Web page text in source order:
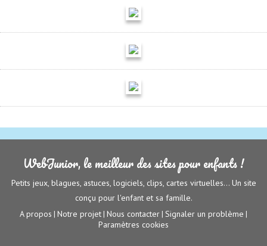
WebJunior, le meilleur des sites pour enfants !
Petits jeux, blagues, astuces, logiciels, clips, cartes virtuelles... Un site
conçu pour l'enfant et sa famille.
A propos | Notre projet | Nous contacter | Signaler un problème |
Paramètres cookies